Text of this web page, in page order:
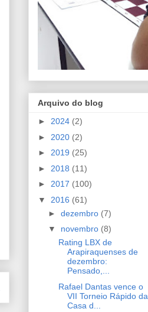
Arquivo do blog
► 2024 (2)
► 2020 (2)
► 2019 (25)
► 2018 (11)
► 2017 (100)
▼ 2016 (61)
► dezembro (7)
▼ novembro (8)
Rating LBX de
Arapiraquenses de
dezembro:
Pensado,...
Rafael Dantas vence o
VII Torneio Rápido da
Casa d...